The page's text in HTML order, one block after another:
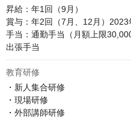
昇給：年1回（9月）
賞与：年2回（7月、12月）2023
手当：通勤手当（月額上限
出張手当
教育研修
・新人集合研修
・現場研修
・外部講師研修